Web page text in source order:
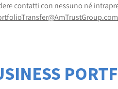
contatti con nessuno né